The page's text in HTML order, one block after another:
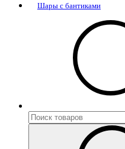
Шары с бантиками